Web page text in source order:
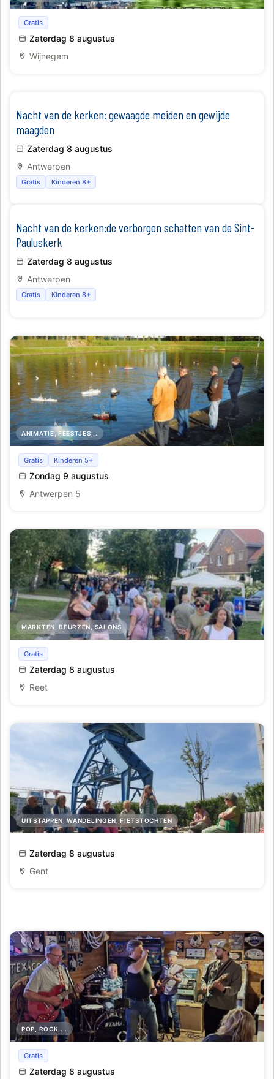
Antwaarpsen dag
Gratis
Zaterdag 8 augustus
Wijnegem
Nacht van de kerken: gewaagde meiden en gewijde
maagden
Zaterdag 8 augustus
Antwerpen
Gratis Kinderen 8+
Nacht van de kerken:de verborgen schatten van de Sint-
Pauluskerk
Zaterdag 8 augustus
Antwerpen
Gratis Kinderen 8+
ANIMATIE, FEESTJES,..
Wedstrijd voor stoomaaangedreven en radiobestuurde
modelschepen
Gratis Kinderen 5+
Zondag 9 augustus
Antwerpen 5
MARKTEN, BEURZEN, SALONS
Avondmarkt - Lichtmarkt tijdens de Lichtfeesten
Gratis
Zaterdag 8 augustus
Reet
UITSTAPPEN, WANDELINGEN, FIETSTOCHTEN
De oude havenbuurt herleeft
Zaterdag 8 augustus
Gent
POP, ROCK,...
Zomerbar concert Gasoline
Gratis
Zaterdag 8 augustus